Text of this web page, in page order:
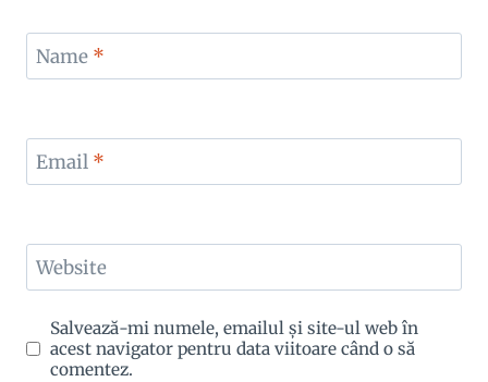
Name *
Email *
Website
Salvează-mi numele, emailul și site-ul web în
acest navigator pentru data viitoare când o să
comentez.